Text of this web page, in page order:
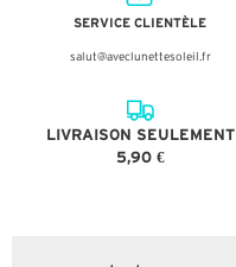
SERVICE CLIENTÈLE
salut@aveclunettesoleil.fr
LIVRAISON SEULEMENT
5,90 €